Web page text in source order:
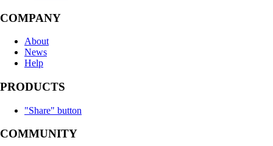
COMPANY
About
News
Help
PRODUCTS
"Share" button
COMMUNITY